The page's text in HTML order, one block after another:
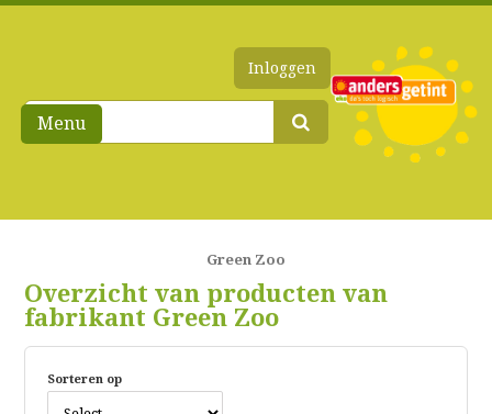
Inloggen
Menu
Green Zoo
Overzicht van producten van
fabrikant Green Zoo
Sorteren op